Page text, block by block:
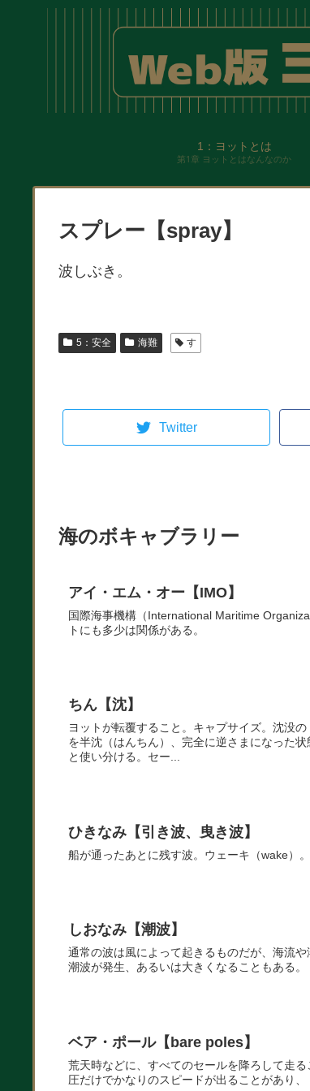
1：ヨットとは
第1章 ヨットとはなんなのか
スプレー【spray】
波しぶき。
5：安全 海難 す
Twitter
海のボキャブラリー
アイ・エム・オー【IMO】
国際海事機構（International Maritime
トにも多少は関係がある。
ちん【沈】
ヨットが転覆すること。キャプサイズ。沈没
を半沈（はんちん）、完全に逆さまになった
と使い分ける。セー...
ひきなみ【引き波、曳き波】
船が通ったあとに残す波。ウェーキ（wake）。
しおなみ【潮波】
通常の波は風によって起きるものだが、海流
潮波が発生、あるいは大きくなることもある。
ベア・ポール【bare poles】
荒天時などに、すべてのセールを降ろして走
圧だけでかなりのスピードが出ることがあり